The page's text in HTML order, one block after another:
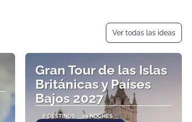
Ver todas las ideas
Gran Tour de las Islas
Británicas y Países
Bajos 2027
8 DESTINOS 24 NOCHES